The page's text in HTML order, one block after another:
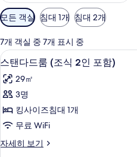
객
실
에
사
용
가
능
한
터
모든 객실 침대 1개 침대 2개
7개 객실 중 7개 표시 중
스
탠
다
드
룸
식
7
스탠다드룸 (조식 2인 포함)
29㎡
3명
킹사이즈침대 1개
무료 WiFi
자세히 보기
스